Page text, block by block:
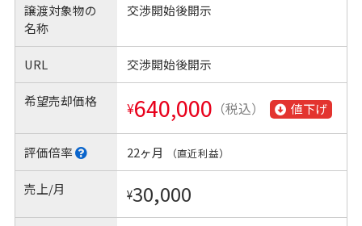
譲渡対象物の
名称
交渉開始後開示
URL 交渉開始後開示
希望売却価格 ¥640,000 （税込） 値下げ
評価倍率 22ヶ月 （直近利益）
売上/月 ¥30,000